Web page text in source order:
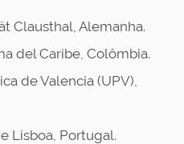
Clausthal, Alemanha.
del Caribe, Colômbia.
de Valencia (UPV),
Lisboa, Portugal.